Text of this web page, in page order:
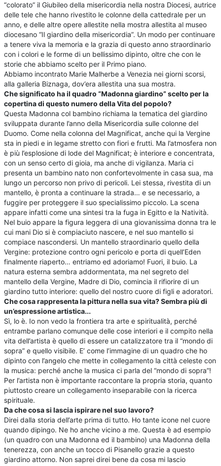
“colorato” il Giubileo della misericordia nella nostra Diocesi, autrice
delle tele che hanno rivestito le colonne della cattedrale per un
anno, e delle altre opere allestite nella mostra allestita al museo
diocesano “Il giardino della misericordia”. Un modo per continuare
a tenere viva la memoria e la grazia di questo anno straordinario
con i colori e le forme di un bellissimo dipinto, oltre che con le
storie che abbiamo scelto per il Primo piano.
Abbiamo incontrato Marie Malherbe a Venezia nei giorni scorsi,
alla galleria Biznaga, dov’era allestita una sua mostra.
Che significato ha il quadro “Madonna giardino” scelto per la
copertina di questo numero della Vita del popolo?
Questa Madonna col bambino richiama la tematica del giardino
sviluppata durante l’anno della Misericordia sulle colonne del
Duomo. Come nella colonna del Magnificat, anche qui la Vergine
sta in piedi e in legame stretto con fiori e frutti. Ma l’atmosfera non
è più l’esplosione di lode del Magnificat; è interiore e concentrata,
con un senso certo di gioia, ma anche di vigilanza. Maria ci
presenta un bambino nato non confortevolmente in casa sua, ma
lungo un percorso non privo di pericoli. Lei stessa, rivestita di un
mantello, è pronta a continuare la strada… e se necessario, a
fuggire per proteggere il suo specialissimo piccolo. La scena
appare infatti come una sintesi tra la fuga in Egitto e la Natività.
Nel buio appare la figura leggera di una giovanissima donna tra le
cui mani Dio si è compiaciuto nascere, e nel suo mantello si
compiace nascondersi. Un mantello straordinario quello della
Vergine: protezione contro ogni pericolo e porta di quell’Eden
finalmente riaperto… entriamo ed adoriamo! Fuori, il buio. La
natura esterna sembra addormentata, ma nel segreto del
mantello della Vergine, Madre di Dio, comincia il rifiorire di un
giardino tutto interiore: quello del nostro cuore di figli e adoratori.
Che cosa rappresenta la pittura nella sua vita? Sembra più di
un’espressione artistica...
Sì, lo è. Io non vedo la frontiera tra arte e spiritualità, perché
entrambe parlano comunque delle cose interiori e il compito nella
vita dell’artista è quello di essere un catalizzatore tra il “mondo di
sopra” e quello visibile. E’ come l’immagine di un quadro che ho
dipinto con l’angelo che mette in collegamento la città celeste con
la musica: perché anche la musica ci parla del “mondo di sopra”!
Per l’artista non è importante raccontare la propria storia, quanto
piuttosto creare un collegamento inseparabile con la ricerca
spirituale.
Da che cosa si lascia ispirare nel suo lavoro?
Direi dalla storia dell’arte prima di tutto. Ho tante icone nel cuore
quando dipingo. Ne ho anche vicino a me. Questa è ad esempio
(un quadro con una Madonna ed il bambino) una Madonna della
tenerezza, con anche un tocco di Pisanello grazie a questo
giardino attorno. Non saprei direi bene da cosa mi lascio